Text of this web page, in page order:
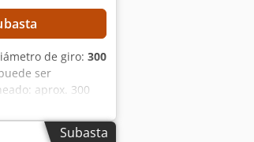
de giro: 300
ser
aprox. 300
principal: 4.500
kg Horas de
14,97 kVASubasta